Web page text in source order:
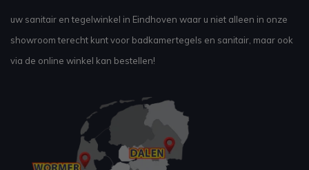
uw sanitair en tegelwinkel in Eindhoven waar u niet alleen in onze
showroom terecht kunt voor badkamertegels en sanitair, maar ook
via de online winkel kan bestellen!